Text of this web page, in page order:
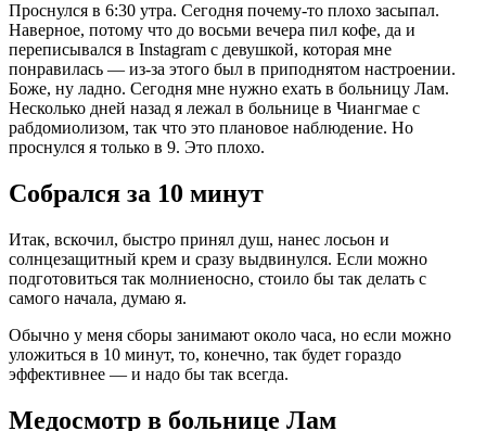
Проснулся в 6:30 утра. Сегодня почему‑то плохо засыпал.
Наверное, потому что до восьми вечера пил кофе, да и
переписывался в Instagram с девушкой, которая мне
понравилась — из‑за этого был в приподнятом настроении.
Боже, ну ладно. Сегодня мне нужно ехать в больницу Лам.
Несколько дней назад я лежал в больнице в Чиангмае с
рабдомиолизом, так что это плановое наблюдение. Но
проснулся я только в 9. Это плохо.
Собрался за 10 минут
Итак, вскочил, быстро принял душ, нанес лосьон и
солнцезащитный крем и сразу выдвинулся. Если можно
подготовиться так молниеносно, стоило бы так делать с
самого начала, думаю я.
Обычно у меня сборы занимают около часа, но если можно
уложиться в 10 минут, то, конечно, так будет гораздо
эффективнее — и надо бы так всегда.
Медосмотр в больнице Лам